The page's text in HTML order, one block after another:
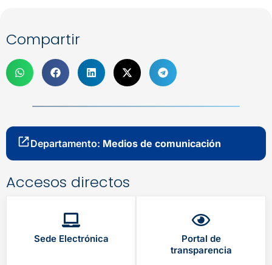
Compartir
Departamento: Medios de comunicación
Accesos directos
Sede Electrónica
Portal de
transparencia